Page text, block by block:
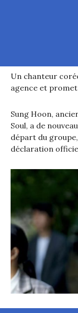
Un chanteur
agence et
Sung Hoon,
Soul, a de
départ du
déclaration